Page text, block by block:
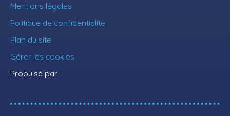
Mentions légales
Politique de confidentialité
Plan du site
Gérer les cookies
Propulsé par